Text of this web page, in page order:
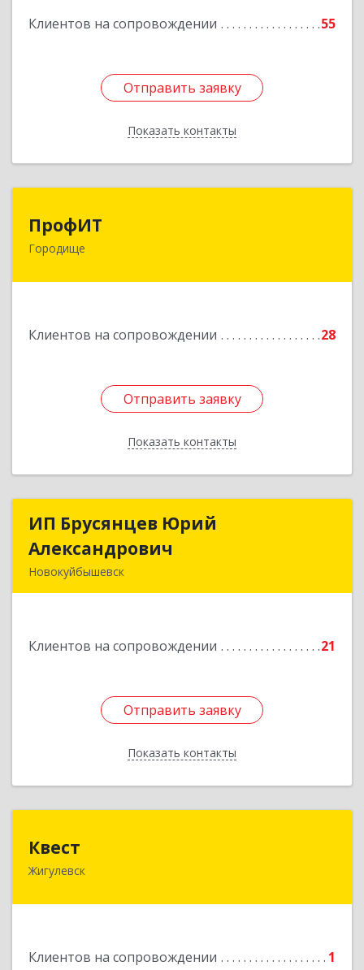
Клиентов на сопровождении 55
Отправить заявку
Показать контакты
Отправить заявку
Назад
ПрофИТ
Городище
Клиентов на сопровождении 28
Отправить заявку
Показать контакты
442310, Пензенская обл, Городищенский р-н,
Отправить заявку
Назад
ИП Брусянцев Юрий
Александрович
Новокуйбышевск
Клиентов на сопровождении 21
Отправить заявку
Показать контакты
ИП Брусянцев Юрий
Подробнее
Отправить заявку
Назад
Квест
Жигулевск
Клиентов на сопровождении 1
445350, Самарская обл., Жигулевск, ул.Пушкина,